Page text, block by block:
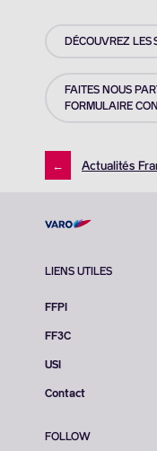
DÉCOUVREZ LES
FAITES NOUS
FORMULAIRE
← Actualités
LIENS UTILES
FFPI
FF3C
USI
Contact
FOLLOW